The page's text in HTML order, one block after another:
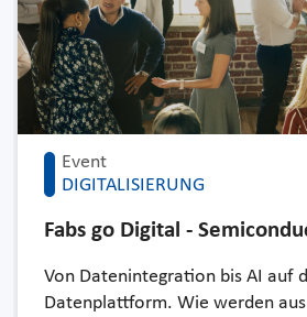
Event
DIGITALISIERUNG
Fabs go Digital -
Von Datenintegration bis AI auf
Datenplattform. Wie werden